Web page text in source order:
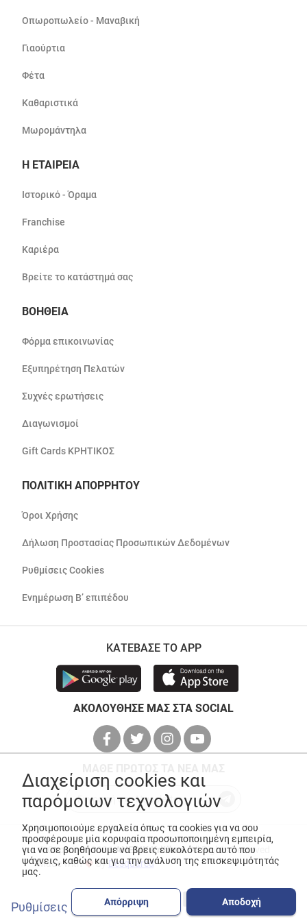
Οπωροπωλείο - Μαναβική
Γιαούρτια
Φέτα
Καθαριστικά
Μωρομάντηλα
Η ΕΤΑΙΡΕΙΑ
Ιστορικό - Όραμα
Franchise
Καριέρα
Βρείτε το κατάστημά σας
ΒΟΗΘΕΙΑ
Φόρμα επικοινωνίας
Εξυπηρέτηση Πελατών
Συχνές ερωτήσεις
Διαγωνισμοί
Gift Cards ΚΡΗΤΙΚΟΣ
ΠΟΛΙΤΙΚΗ ΑΠΟΡΡΗΤΟΥ
Όροι Χρήσης
Δήλωση Προστασίας Προσωπικών Δεδομένων
Ρυθμίσεις Cookies
Ενημέρωση Β’ επιπέδου
ΚΑΤΕΒΑΣΕ ΤΟ APP
ΑΚΟΛΟΥΘΗΣΕ ΜΑΣ ΣΤΑ SOCIAL
© Copyright 2026ANEDIK Kritikos. All Rights Reserved
Made with
byDesquared
Διαχείριση cookies και
παρόμοιων τεχνολογιών
Χρησιμοποιούμε εργαλεία όπως τα cookies για να σου
προσφέρουμε μία κορυφαία προσωποποιημένη εμπειρία,
για να σε βοηθήσουμε να βρεις ευκολότερα αυτό που
ψάχνεις, καθώς και για την ανάλυση της επισκεψιμότητάς
μας.
Ρυθμίσεις Απόρριψη Αποδοχή